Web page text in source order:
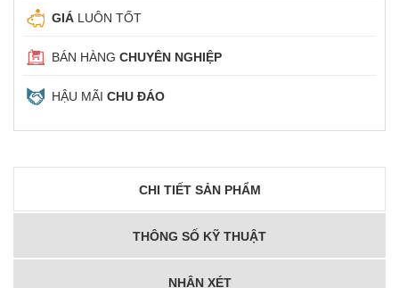
GIÁ LUÔN TỐT
BÁN HÀNG CHUYÊN NGHIỆP
HẬU MÃI CHU ĐÁO
CHI TIẾT SẢN PHẨM
THÔNG SỐ KỸ THUẬT
NHẬN XÉT